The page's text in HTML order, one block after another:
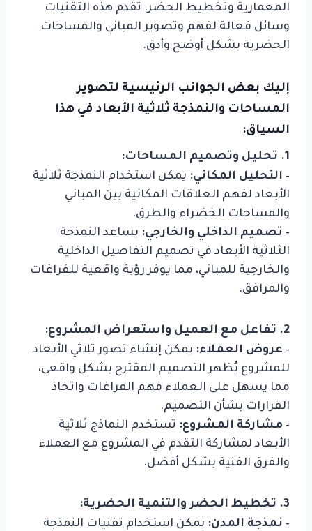
المعمارية وتخطيط الحضر. تقدم هذه التقنيات
وسائل فعالة لفهم وتصوير المباني والمساحات
الحضرية بشكل أوضح وأدق.
إليك بعض الجوانب الرئيسية لتصوير
المساحات والنمذجة ثلاثية الأبعاد في هذا
السياق:
1. تحليل وتصميم المساحات:
– التحليل المكاني: يمكن استخدام النمذجة ثلاثية
الأبعاد لفهم العلاقات المكانية بين المباني
والمساحات الخضراء والطرق.
– تصميم الداخلي والخارجي: يساعد النمذجة
الثلاثية الأبعاد في تصميم التفاصيل الداخلية
والخارجية للمباني، مما يوفر رؤية واقعية للفراغات
والمرافق.
2. تفاعل مع العميل واستعراض المشروع:
– عروض العملاء: يمكن إنشاء تصور ثلاثي الأبعاد
للمشروع يُظهر التصميم المقترح بشكل واقعي،
مما يسهل على العملاء فهم الفراغات واتخاذ
القرارات بشأن التصميم.
– مشاركة المشروع: تستخدم النماذج ثلاثية
الأبعاد لمشاركة التقدم في المشروع مع العملاء
والفرق الفنية بشكل أفضل.
3. تخطيط الحضر والتنمية الحضرية:
– نمذجة المدن: يمكن استخدام تقنيات النمذجة